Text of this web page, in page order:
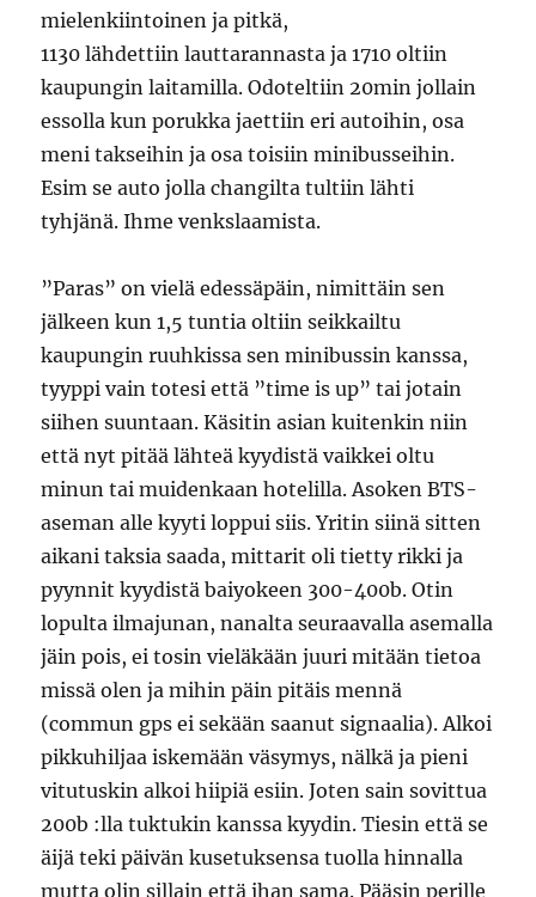
mielenkiintoinen ja pitkä,
1130 lähdettiin lauttarannasta ja 1710 oltiin
kaupungin laitamilla. Odoteltiin 20min jollain
essolla kun porukka jaettiin eri autoihin, osa
meni takseihin ja osa toisiin minibusseihin.
Esim se auto jolla changilta tultiin lähti
tyhjänä. Ihme venkslaamista.
”Paras” on vielä edessäpäin, nimittäin sen
jälkeen kun 1,5 tuntia oltiin seikkailtu
kaupungin ruuhkissa sen minibussin kanssa,
tyyppi vain totesi että ”time is up” tai jotain
siihen suuntaan. Käsitin asian kuitenkin niin
että nyt pitää lähteä kyydistä vaikkei oltu
minun tai muidenkaan hotelilla. Asoken BTS-
aseman alle kyyti loppui siis. Yritin siinä sitten
aikani taksia saada, mittarit oli tietty rikki ja
pyynnit kyydistä baiyokeen 300-400b. Otin
lopulta ilmajunan, nanalta seuraavalla asemalla
jäin pois, ei tosin vieläkään juuri mitään tietoa
missä olen ja mihin päin pitäis mennä
(commun gps ei sekään saanut signaalia). Alkoi
pikkuhiljaa iskemään väsymys, nälkä ja pieni
vitutuskin alkoi hiipiä esiin. Joten sain sovittua
200b :lla tuktukin kanssa kyydin. Tiesin että se
äijä teki päivän kusetuksensa tuolla hinnalla
mutta olin sillain että ihan sama. Pääsin perille